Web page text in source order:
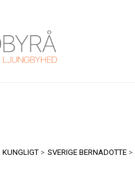
KUNGLIGT > SVERIGE BERNADOTTE >